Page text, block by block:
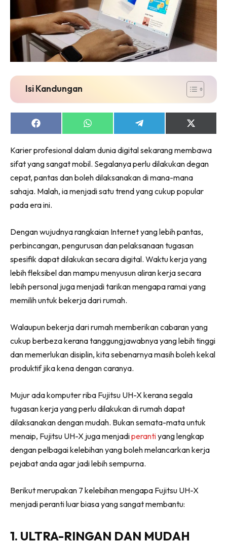
Isi Kandungan
Share
on
Share
on
Share
on
Share
on
(Twitter)
Karier profesional dalam dunia digital sekarang membawa
sifat yang sangat mobil. Segalanya perlu dilakukan degan
cepat, pantas dan boleh dilaksanakan di mana-mana
sahaja. Malah, ia menjadi satu trend yang cukup popular
pada era ini.
Dengan wujudnya rangkaian Internet yang lebih pantas,
perbincangan, pengurusan dan pelaksanaan tugasan
spesifik dapat dilakukan secara digital. Waktu kerja yang
lebih fleksibel dan mampu menyusun aliran kerja secara
lebih personal juga menjadi tarikan mengapa ramai yang
memilih untuk bekerja dari rumah.
Walaupun bekerja dari rumah memberikan cabaran yang
cukup berbeza kerana tanggungjawabnya yang lebih tinggi
dan memerlukan disiplin, kita sebenarnya masih boleh kekal
produktif jika kena dengan caranya.
Mujur ada komputer riba Fujitsu UH-X kerana segala
tugasan kerja yang perlu dilakukan di rumah dapat
dilaksanakan dengan mudah. Bukan semata-mata untuk
menaip, Fujitsu UH-X juga menjadiperantiyang lengkap
dengan pelbagai kelebihan yang boleh melancarkan kerja
pejabat anda agar jadi lebih sempurna.
Berikut merupakan 7 kelebihan mengapa Fujitsu UH-X
menjadi peranti luar biasa yang sangat membantu:
1. ULTRA-RINGAN DAN MUDAH